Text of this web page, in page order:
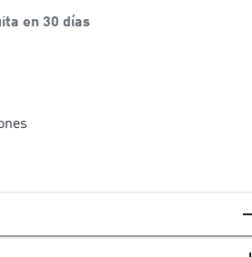
en 30 días